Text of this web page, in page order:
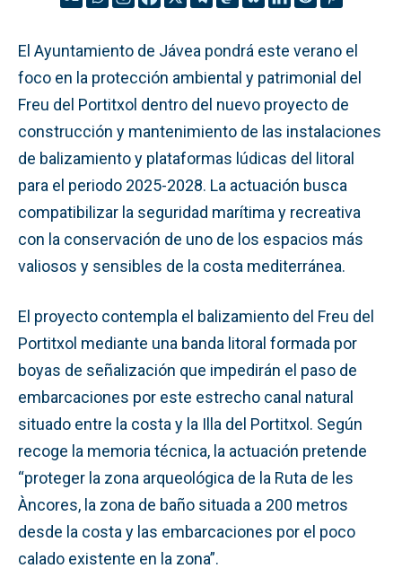
El Ayuntamiento de Jávea pondrá este verano el
foco en la protección ambiental y patrimonial del
Freu del Portitxol dentro del nuevo proyecto de
construcción y mantenimiento de las instalaciones
de balizamiento y plataformas lúdicas del litoral
para el periodo 2025-2028. La actuación busca
compatibilizar la seguridad marítima y recreativa
con la conservación de uno de los espacios más
valiosos y sensibles de la costa mediterránea.
El proyecto contempla el balizamiento del Freu del
Portitxol mediante una banda litoral formada por
boyas de señalización que impedirán el paso de
embarcaciones por este estrecho canal natural
situado entre la costa y la Illa del Portitxol. Según
recoge la memoria técnica, la actuación pretende
“proteger la zona arqueológica de la Ruta de les
Àncores, la zona de baño situada a 200 metros
desde la costa y las embarcaciones por el poco
calado existente en la zona”.